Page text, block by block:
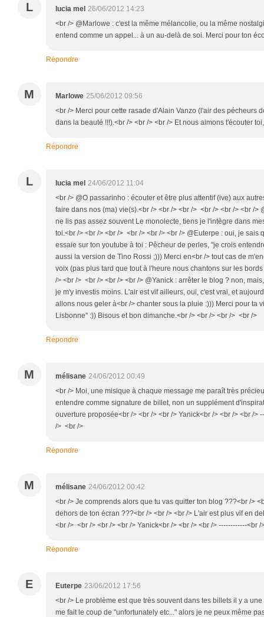
L lucia mel 26/06/2012 14:23
<br /> @Marlowe : c'est la même mélancolie, ou la même
entend comme un appel... à un au-delà de soi. Merci pour ton
Répondre
M Marlowe 25/06/2012 09:56
<br /> Merci pour cette rasade d'Alain Vanzo (l'air des pécheurs
dans la beauté !!!).<br /> <br /> <br /> Et nous aimons t'écouter
Répondre
L lucia mel 24/06/2012 11:04
<br /> @O passarinho : écouter et être plus attentif (ive) aux
faire dans nos (ma) vie(s).<br /> <br /> <br /> <br /> <br /> <br />
ne lis pas assez souvent Le monolecte, tiens je l'intègre dans
toi.<br /> <br /> <br /> <br /> <br /> <br /> @Euterpe : oui, je sais
essaie sur ton youtube à toi : Pêcheur de perles, "je crois
aussi la version de Tino Rossi ;))) Merci en<br /> tout cas de
voix (pas plus tard que tout à l'heure nous chantons sur les
/> <br /> <br /> <br /> <br /> @Yanick : arrêter le blog ? non,
je m'y investis moins. L'air est vif ailleurs, oui, c'est vrai, et
allons nous geler à<br /> chanter sous la pluie :))) Merci pour ta
Lisbonne" :)) Bisous et bon dimanche.<br /> <br /> <br /> <br />
Répondre
M mélisane 24/06/2012 00:49
<br /> Moi, une misique à chaque message me paraît très
entendre comme signature de billet, non un supplément
ouverture proposée<br /> <br /> <br /> Yanick<br /> <br /> <br />
/> <br />
Répondre
M mélisane 24/06/2012 00:42
<br /> Je comprends alors que tu vas quitter ton blog ???<br />
dehors de ton écran ???<br /> <br /> <br /> L'air est plus vif en
<br /> <br /> <br /> <br /> Yanick<br /> <br /> <br /> ------------<br
Répondre
E Euterpe 23/06/2012 17:56
<br /> Le problème est que très souvent dans tes billets il y a
me fait le coup de "unfortunately etc..." alors je ne peux même